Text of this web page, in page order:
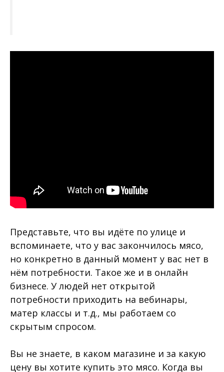
Представьте, что вы идёте по улице и
вспоминаете, что у вас закончилось мясо,
но конкретно в данный момент у вас нет в
нём потребности. Такое же и в онлайн
бизнесе. У людей нет открытой
потребности приходить на вебинары,
матер классы и т.д., мы работаем со
скрытым спросом.
Вы не знаете, в каком магазине и за какую
цену вы хотите купить это мясо. Когда вы